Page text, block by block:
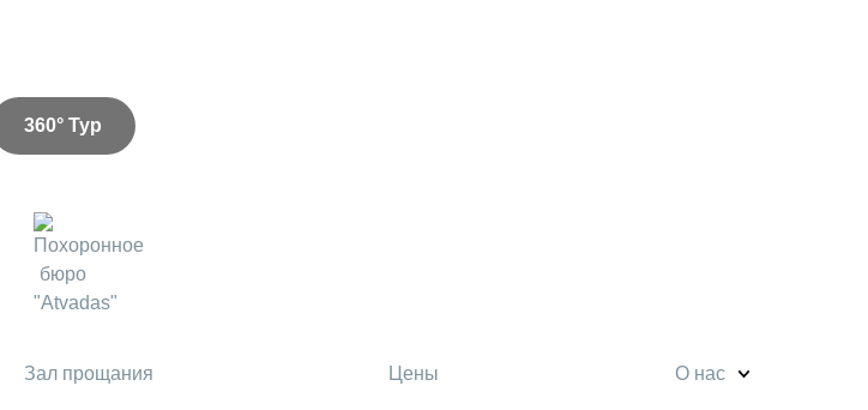
360° Тур
Зал прощания Цены О нас